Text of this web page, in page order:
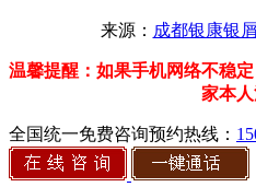
来源： 成都银康银
温馨提醒：如果手机网络不稳
家本
全国统一免费咨询预约热线：